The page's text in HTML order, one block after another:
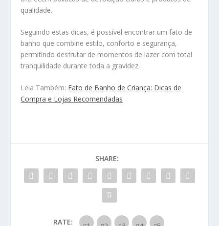
qualidade.
Seguindo estas dicas, é possível encontrar um fato de
banho que combine estilo, conforto e segurança,
permitindo desfrutar de momentos de lazer com total
tranquilidade durante toda a gravidez.
Leia Também: Fato de Banho de Criança: Dicas de
Compra e Lojas Recomendadas
SHARE:
RATE: